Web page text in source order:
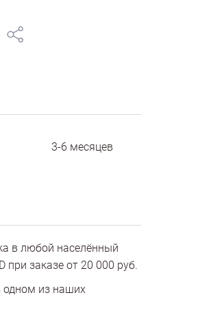
3-6 месяцев
в любой населённый
при заказе от 20 000 руб.
одном из наших